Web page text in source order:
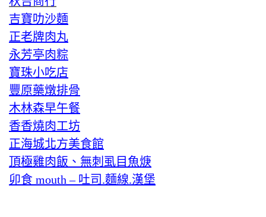
吉寶叻沙麵
正老牌肉丸
永芳亭肉粽
寶珠小吃店
豐原藥燉排骨
木林森早午餐
香香燒肉工坊
正海城北方美食館
頂極雞肉飯、無刺虱目魚焿
卯食 mouth – 吐司.麵線.漢堡